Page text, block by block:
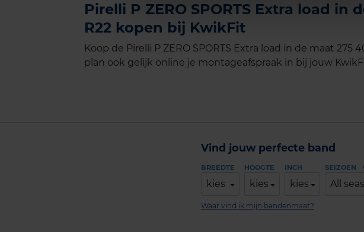
Pirelli P ZERO SPORTS Extra load in
R22 kopen bij KwikFit
Koop de Pirelli P ZERO SPORTS Extra load in de maat 275
plan ook gelijk online je montageafspraak in bij jouw
Vind jouw perfecte band
BREEDTE
kies
HOOGTE
kies
INCH
kies
SEIZOEN
All
Waar vind ik mijn bandenmaat?